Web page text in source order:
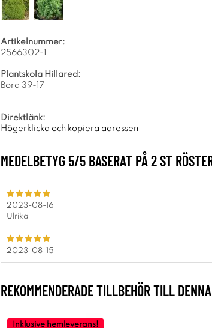
Artikelnummer:
2566302-1
Plantskola Hillared:
Bord 39-17
Direktlänk:
Högerklicka och kopiera adressen
MEDELBETYG 5/5 BASERAT PÅ2ST
2023-08-16
Ulrika
2023-08-15
REKOMMENDERADE TILLBEHÖR TILL
Inklusive hemleverans!